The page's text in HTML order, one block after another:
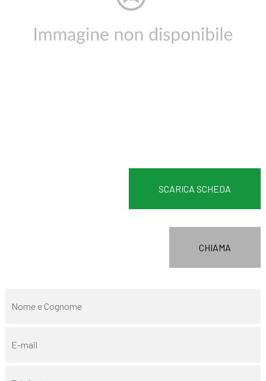
SCARICA SCHEDA
CHIAMA